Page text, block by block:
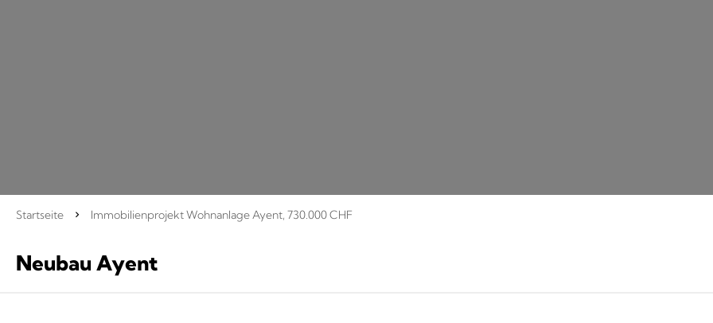
Startseite Immobilienprojekt Wohnanlage Ayent, 730.000 CHF
Neubau Ayent